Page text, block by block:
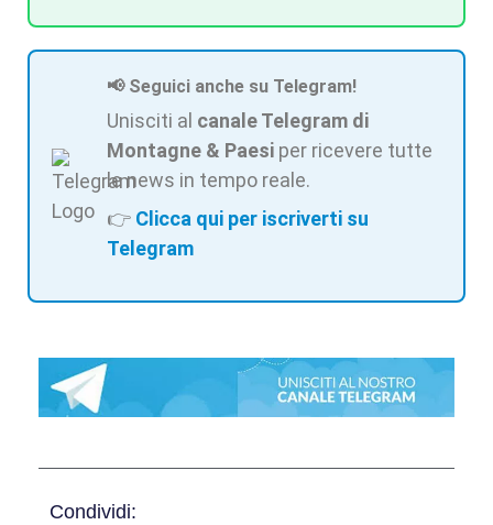
📢 Seguici anche su Telegram!
Unisciti al canale Telegram di
Montagne & Paesi per ricevere tutte
le news in tempo reale.
👉 Clicca qui per iscriverti su
Telegram
Condividi: